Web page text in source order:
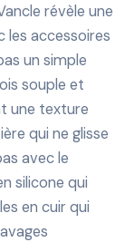
révèle une
les accessoires
un simple
souple et
une texture
qui ne glisse
avec le
silicone qui
en cuir qui